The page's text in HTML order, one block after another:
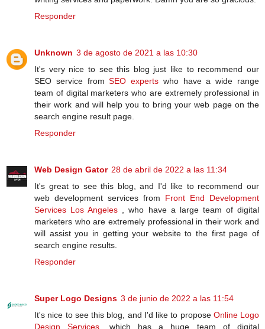
Responder
Unknown 3 de agosto de 2021 a las 10:30
It's very nice to see this blog just like to recommend our
SEO service fromSEO experts who have a wide range
team of digital marketers who are extremely professional in
their work and will help you to bring your web page on the
search engine result page.
Responder
Web Design Gator 28 de abril de 2022 a las 11:34
It's great to see this blog, and I'd like to recommend our
web development services from Front End Development
Services Los Angeles , who have a large team of digital
marketers who are extremely professional in their work and
will assist you in getting your website to the first page of
search engine results.
Responder
Super Logo Designs 3 de junio de 2022 a las 11:54
It's nice to see this blog, and I'd like to propose Online Logo
Design Services , which has a huge team of digital